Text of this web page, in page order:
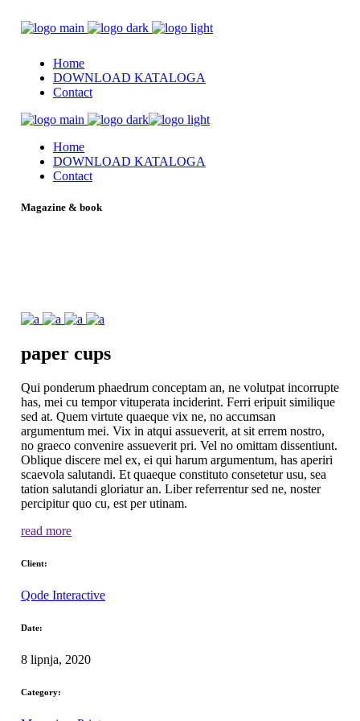
Home
DOWNLOAD KATALOGA
Contact
Home
DOWNLOAD KATALOGA
Contact
Magazine & book
paper cups
Qui ponderum phaedrum conceptam an, ne volutpat incorrupte
has, mei cu tempor vituperata inciderint. Ferri eripuit similique
sed at. Quem virtute quaeque vix ne, no accumsan
argumentum mei. Vix in atqui assueverit, at sit errem nostro,
no graeco convenire assueverit pri. Vel no omittam dissentiunt.
Oblique discere mel ex, ei qui harum argumentum, has aperiri
scaevola salutandi. Et quaeque constituto consetetur usu, sea
tation salutandi gloriatur an. Liber referrentur sed ne, noster
percipitur quo cu, est per utinam.
read more
Client:
Qode Interactive
Date:
8 lipnja, 2020
Category: